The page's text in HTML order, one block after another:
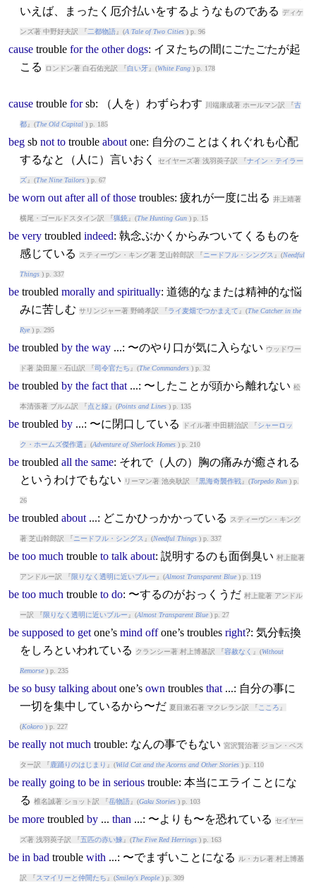
いえば、まったく厄介払いをするようなものである
ディケ
ンズ著 中野好夫訳 『二都物語』(A Tale of Two Cities) p. 96
cause trouble for the other dogs: イヌたちの間にごたごたが起
こる
ロンドン著 白石佑光訳 『白い牙』(White Fang) p. 178
cause trouble forsb: （人を）わずらわす 川端康成著 ホールマン訳 『古
都』(The Old Capital) p. 185
begsb not to trouble aboutone: 自分のことはくれぐれも心配
するなと（人に）言いおく
セイヤーズ著 浅羽莢子訳 『ナイン・テイラー
ズ』(The Nine Tailors) p. 67
be worn out after all of those troubles: 疲れが一度に出る 井上靖著
横尾・ゴールドスタイン訳 『猟銃 』(The Hunting Gun) p. 15
be very troubled indeed: 執念ぶかくからみついてくるものを
感じている
スティーヴン・キング著 芝山幹郎訳 『 ニードフル・シングス 』(Needful
Things) p. 337
be troubled morally and spiritually: 道徳的なまたは精神的な悩
みに苦しむ サリンジャー著 野崎孝訳 『ライ麦畑でつかまえて 』(The Catcher in the
Rye) p. 295
be troubled by the way...: 〜のやり口が気に入らない ウッドワー
ド著 染田屋・石山訳 『司令官たち 』(The Commanders) p. 32
be troubled by the fact that...: 〜したことが頭から離れない 松
本清張著 ブルム訳 『点と線 』(Points and Lines) p. 135
be troubled by...: 〜に閉口している ドイル著 中田耕治訳 『シャーロッ
ク・ホームズ傑作選 』(Adventure of Sherlock Homes) p. 210
be troubled all the same: それで（人の）胸の痛みが癒される
というわけでもない
リーマン著 池央耿訳 『黒海奇襲作戦』(Torpedo Run) p.
26
be troubled about...: どこかひっかかっている スティーヴン・キング
著 芝山幹郎訳 『 ニードフル・シングス 』(Needful Things) p. 337
be too much trouble to talk about: 説明するのも面倒臭い 村上龍著
アンドルー訳 『限りなく透明に近いブルー 』(Almost Transparent Blue) p. 119
be too much trouble to do: 〜するのがおっくうだ 村上龍著 アンドル
ー訳 『限りなく透明に近いブルー 』(Almost Transparent Blue) p. 27
be supposed to getone’s mind offone’s troubles right?: 気分転換
をしろといわれている
クランシー著 村上博基訳 『容赦なく 』(Without
Remorse) p. 235
be so busy talking aboutone’s own troubles that...: 自分の事に
一切を集中しているから〜だ 夏目漱石著 マクレラン訳 『 こころ 』
(Kokoro) p. 227
be really not much trouble: なんの事でもない 宮沢賢治著 ジョン・ベス
ター訳 『鹿踊りのはじまり 』(Wild Cat and the Acorns and Other Stories) p. 110
be really going to be in serious trouble: 本当にエライことにな
る 椎名誠著 ショット訳 『岳物語』(Gaku Stories) p. 103
be more troubled by... than ...: 〜よりも〜を恐れている セイヤー
ズ著 浅羽莢子訳 『五匹の赤い鰊 』(The Five Red Herrings) p. 163
be in bad trouble with ...: 〜でまずいことになる ル・カレ著 村上博基
訳 『スマイリーと仲間たち 』(Smiley's People) p. 309